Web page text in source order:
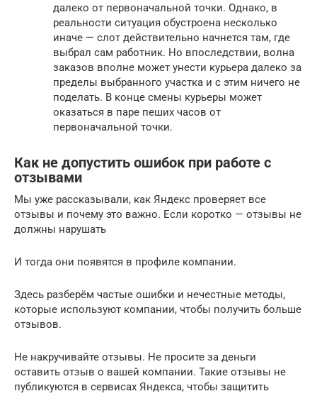
далеко от первоначальной точки. Однако, в
реальности ситуация обустроена несколько
иначе — слот действительно начнется там, где
выбрал сам работник. Но впоследствии, волна
заказов вполне может унести курьера далеко за
пределы выбранного участка и с этим ничего не
поделать. В конце смены курьеры может
оказаться в паре пеших часов от
первоначальной точки.
Как не допустить ошибок при работе с
отзывами
Мы уже рассказывали, как Яндекс проверяет все
отзывы и почему это важно. Если коротко — отзывы не
должны нарушать
И тогда они появятся в профиле компании.
Здесь разберём частые ошибки и нечестные методы,
которые используют компании, чтобы получить больше
отзывов.
Не накручивайте отзывы. Не просите за деньги
оставить отзыв о вашей компании. Такие отзывы не
публикуются в сервисах Яндекса, чтобы защитить